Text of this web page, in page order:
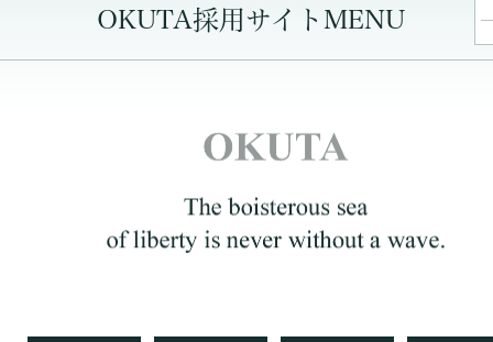
OKUTA採用サイトMENU